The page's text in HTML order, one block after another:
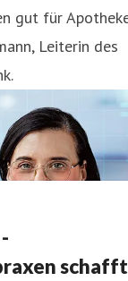
gut für
Leiterin des
schafft